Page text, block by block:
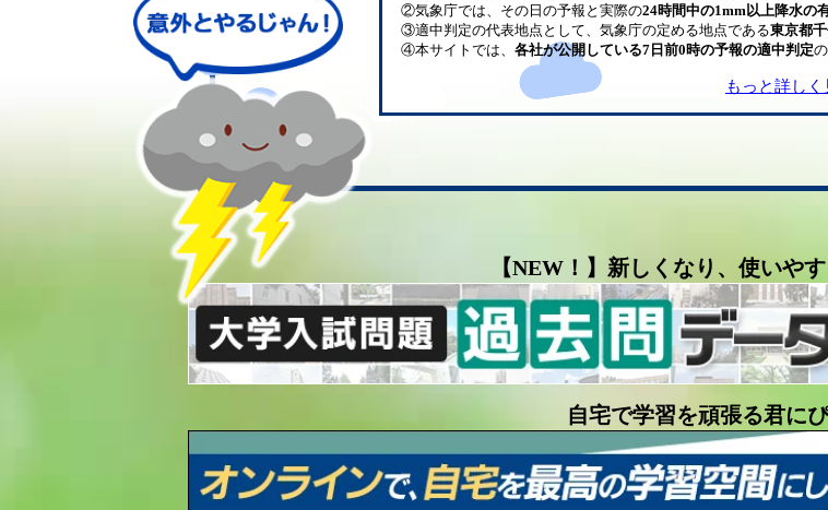
②気象庁では、その日の予報と実際の24時間中の1mm以上降水の
③適中判定の代表地点として、気象庁の定める地点である東京都
④本サイトでは、 各社が公開している7日前0時の予報の適中判定
もっと詳しく
【NEW！】新しくなり、使いや
自宅で学習を頑張る君に